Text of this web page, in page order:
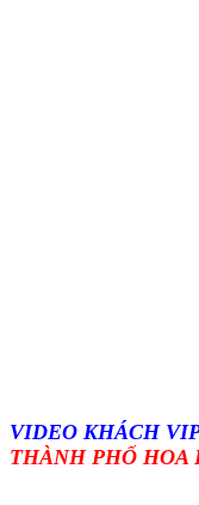
VIDEO KHÁCH VIP
THÀNH PHỐ HOA